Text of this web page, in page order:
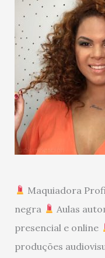
Maquiadora
negra
Aulas
presencial e online
produções